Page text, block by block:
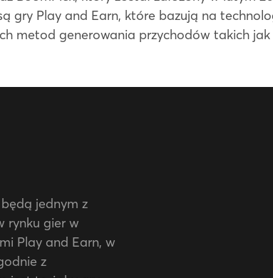
gry Play and Earn, które bazują na
metod generowania przychodów takich jak
jednym z
rynku gier w
Play and Earn, w
z